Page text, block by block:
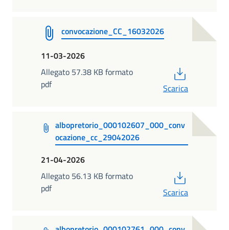
convocazione_CC_16032026
11-03-2026
Allegato 57.38 KB formato
pdf
Scarica
albopretorio_000102607_000_conv
ocazione_cc_29042026
21-04-2026
Allegato 56.13 KB formato
pdf
Scarica